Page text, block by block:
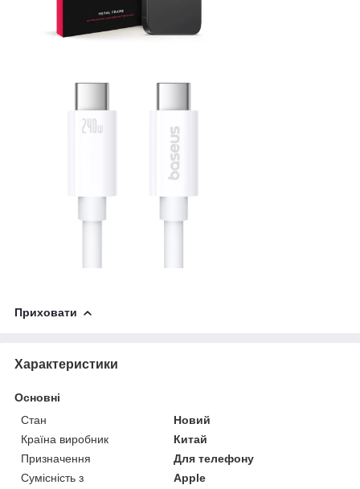
Приховати
Характеристики
Основні
Стан
Новий
Країна виробник
Китай
Призначення
Для телефону
Сумісність з
Apple